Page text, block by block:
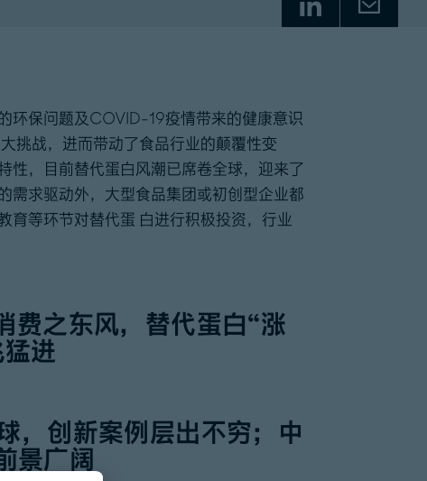
环保问题及COVID-19疫情带来的健康意识
挑战，进而带动了食品行业的颠覆性变
性，目前替代蛋白风潮已席卷全球，迎来了
需求驱动外，大型食品集团或初创型企业都
育等环节对替代蛋 白进行积极投资，行业
费之东风，替代蛋白“涨
进
，创新案例层出不穷；中
景广阔